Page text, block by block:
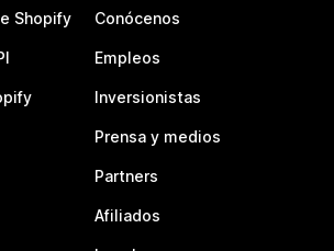
Shopify Conócenos
Empleos
Inversionistas
Prensa y medios
Partners
Afiliados